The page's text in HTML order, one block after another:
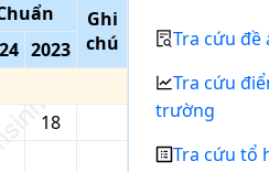
Ghi
chú
2023
18
Tra cứu đề
Tra cứu
trường
Tra cứu tổ